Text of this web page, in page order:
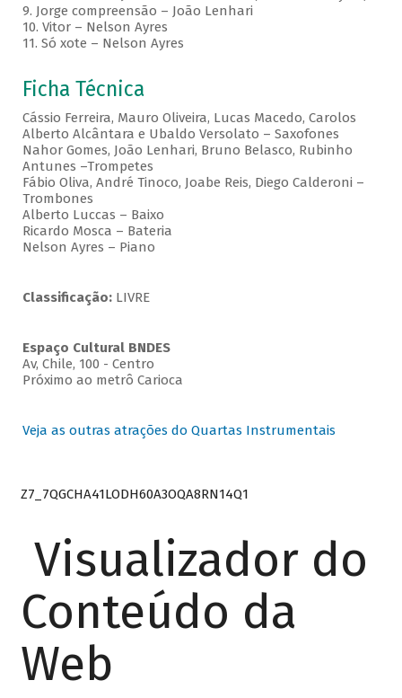
9. Jorge compreensão – João Lenhari
10. Vitor – Nelson Ayres
11. Só xote – Nelson Ayres
Ficha Técnica
Cássio Ferreira, Mauro Oliveira, Lucas Macedo, Carolos
Alberto Alcântara e Ubaldo Versolato – Saxofones
Nahor Gomes, João Lenhari, Bruno Belasco, Rubinho
Antunes –Trompetes
Fábio Oliva, André Tinoco, Joabe Reis, Diego Calderoni –
Trombones
Alberto Luccas – Baixo
Ricardo Mosca – Bateria
Nelson Ayres – Piano
Classificação: LIVRE
Espaço Cultural BNDES
Av, Chile, 100 - Centro
Próximo ao metrô Carioca
Veja as outras atrações do Quartas Instrumentais
Z7_7QGCHA41LODH60A3OQA8RN14Q1
Visualizador do
Conteúdo da
Web